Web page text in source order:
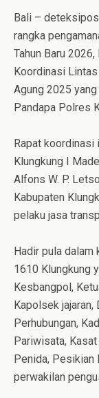
Bali –
rangka
Tahun Baru
Koordinasi
Agung 2025
Pandapa Polres
Rapat koordinasi
Klungkung I
Alfons W. P.
Kabupaten
pelaku jasa
Hadir pula dalam
1610 Klungkung
Kesbangpol,
Kapolsek jajaran,
Perhubungan,
Pariwisata, Kasat
Penida, Pesikian
perwakilan